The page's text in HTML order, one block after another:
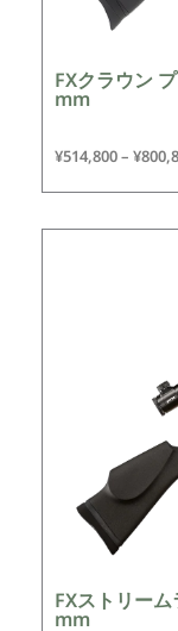
FXクラウン
mm
¥514,800– ¥
FXストリー
mm